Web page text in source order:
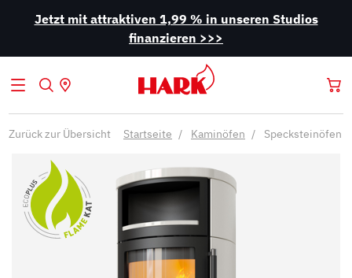
Jetzt mit attraktiven 1,99 % in unseren Studios
finanzieren >>>
Zurück zur Übersicht Startseite Kaminöfen Specksteinöfen